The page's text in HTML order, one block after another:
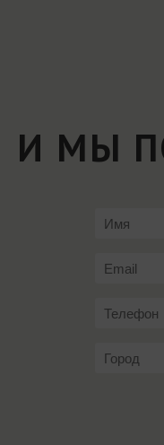
И МЫ